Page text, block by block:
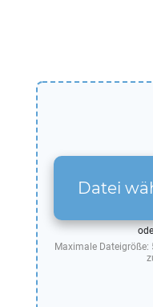
Datei
Maximale Dateigröße: